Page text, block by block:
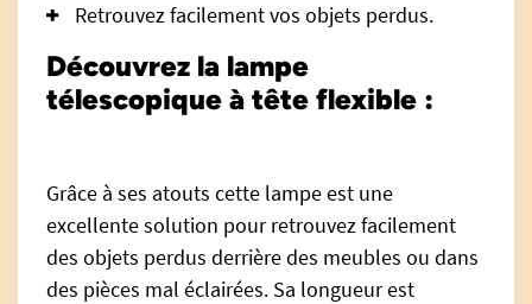
Retrouvez facilement vos objets perdus.
Découvrez la lampe
télescopique à tête flexible :
Grâce à ses atouts cette lampe est une
excellente solution pour retrouvez facilement
des objets perdus derrière des meubles ou dans
des pièces mal éclairées. Sa longueur est